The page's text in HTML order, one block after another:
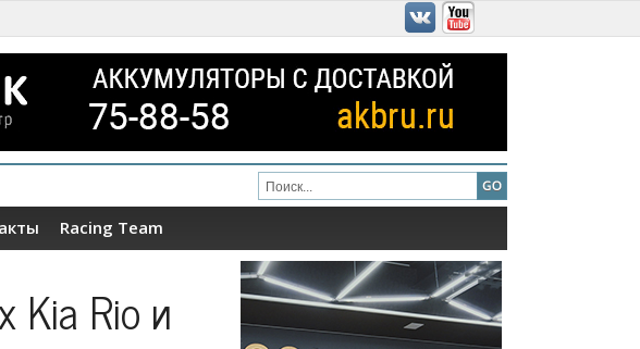
Racing Team
Kia Rio и